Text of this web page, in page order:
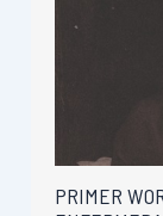
PRIMER